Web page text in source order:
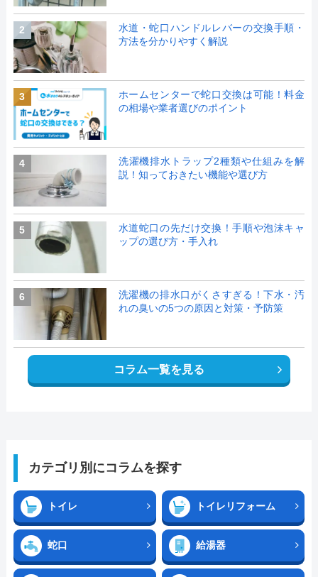
2
水道・蛇口ハンドルレバーの交換手順・
方法を分かりやすく解説
3
ホームセンターで蛇口交換は可能！料金
の相場や業者選びのポイント
4
洗濯機排水トラップ2種類や仕組みを解
説！知っておきたい機能や選び方
5
水道蛇口の先だけ交換！手順や泡沫キャ
ップの選び方・手入れ
6
洗濯機の排水口がくさすぎる！下水・汚
れの臭いの5つの原因と対策・予防策
コラム一覧を見る
カテゴリ別にコラムを探す
トイレ トイレリフォーム
蛇口 給湯器